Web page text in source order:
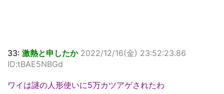
33: 激熱と申したか 2022/12/16(金) 23:52:23.86
ID:tBAE5NBGd
ワイは謎の人形使いに5万カツアゲされたわ